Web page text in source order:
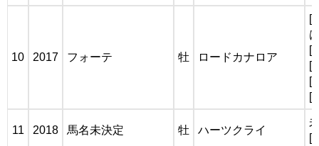
10 2017 フォーテ 牡 ロードカナロア
[
[
[
11 2018 馬名未決定 牡 ハーツクライ
[